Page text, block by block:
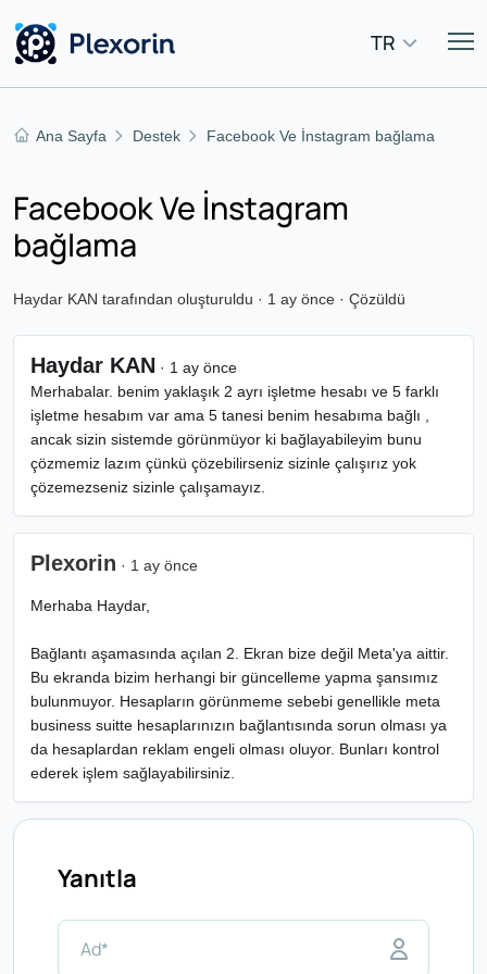
TR
Ana Sayfa Destek Facebook Ve İnstagram bağlama
Facebook Ve İnstagram
bağlama
Haydar KAN tarafından oluşturuldu · 1 ay önce · Çözüldü
Haydar KAN · 1 ay önce
Merhabalar. benim yaklaşık 2 ayrı işletme hesabı ve 5 farklı
işletme hesabım var ama 5 tanesi benim hesabıma bağlı ,
ancak sizin sistemde görünmüyor ki bağlayabileyim bunu
çözmemiz lazım çünkü çözebilirseniz sizinle çalışırız yok
çözemezseniz sizinle çalışamayız.
Plexorin · 1 ay önce
Merhaba Haydar,
Bağlantı aşamasında açılan 2. Ekran bize değil Meta'ya aittir.
Bu ekranda bizim herhangi bir güncelleme yapma şansımız
bulunmuyor. Hesapların görünmeme sebebi genellikle meta
business suitte hesaplarınızın bağlantısında sorun olması ya
da hesaplardan reklam engeli olması oluyor. Bunları kontrol
ederek işlem sağlayabilirsiniz.
Yanıtla